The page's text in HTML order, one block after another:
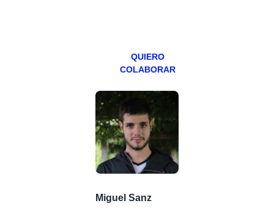
QUIERO
COLABORAR
Miguel Sanz